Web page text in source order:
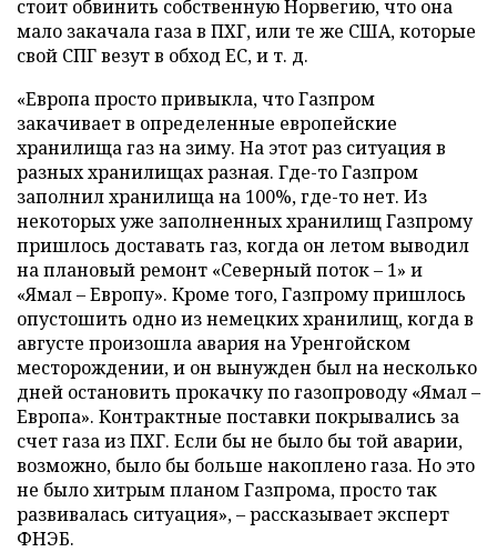
стоит обвинить собственную Норвегию, что она
мало закачала газа в ПХГ, или те же США, которые
свой СПГ везут в обход ЕС, и т. д.
«Европа просто привыкла, что Газпром
закачивает в определенные европейские
хранилища газ на зиму. На этот раз ситуация в
разных хранилищах разная. Где-то Газпром
заполнил хранилища на 100%, где-то нет. Из
некоторых уже заполненных хранилищ Газпрому
пришлось доставать газ, когда он летом выводил
на плановый ремонт «Северный поток – 1» и
«Ямал – Европу». Кроме того, Газпрому пришлось
опустошить одно из немецких хранилищ, когда в
августе произошла авария на Уренгойском
месторождении, и он вынужден был на несколько
дней остановить прокачку по газопроводу «Ямал –
Европа». Контрактные поставки покрывались за
счет газа из ПХГ. Если бы не было бы той аварии,
возможно, было бы больше накоплено газа. Но это
не было хитрым планом Газпрома, просто так
развивалась ситуация», – рассказывает эксперт
ФНЭБ.